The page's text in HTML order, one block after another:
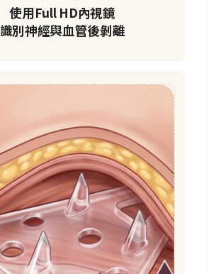
使用Full HD內視鏡
識別神經與血管後剝離